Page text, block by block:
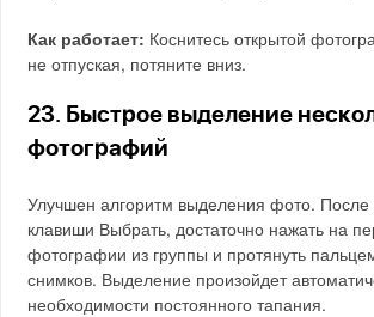
Как работает: Коснитесь открытой
не отпуская, потяните вниз.
23. Быстрое выделение
фотографий
Улучшен алгоритм выделения фото. После
клавиши Выбрать, достаточно нажать на
фотографии из группы и протянуть
снимков. Выделение произойдет
необходимости постоянного тапания.